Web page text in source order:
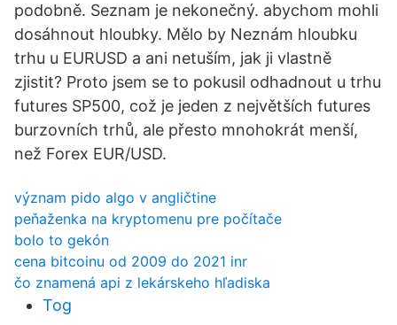
podobně. Seznam je nekonečný. abychom mohli
dosáhnout hloubky. Mělo by Neznám hloubku
trhu u EURUSD a ani netuším, jak ji vlastně
zjistit? Proto jsem se to pokusil odhadnout u trhu
futures SP500, což je jeden z největších futures
burzovních trhů, ale přesto mnohokrát menší,
než Forex EUR/USD.
význam pido algo v angličtine
peňaženka na kryptomenu pre počítače
bolo to gekón
cena bitcoinu od 2009 do 2021 inr
čo znamená api z lekárskeho hľadiska
Tog